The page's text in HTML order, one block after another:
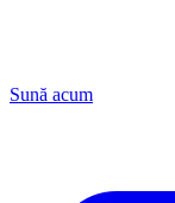
Sună acum